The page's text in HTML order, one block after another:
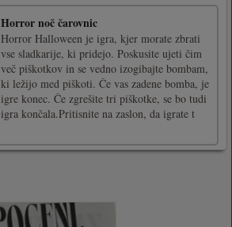
Horror noč čarovnic
Horror Halloween je igra, kjer morate zbrati
vse sladkarije, ki pridejo. Poskusite ujeti čim
več piškotkov in se vedno izogibajte bombam,
ki ležijo med piškoti. Če vas zadene bomba, je
igre konec. Če zgrešite tri piškotke, se bo tudi
igra končala.Pritisnite na zaslon, da igrate t